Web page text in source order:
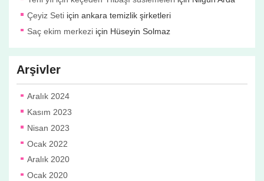
Çeyiz Seti içinankara temizlik şirketleri
Saç ekim merkezi için Hüseyin Solmaz
Arşivler
Aralık 2024
Kasım 2023
Nisan 2023
Ocak 2022
Aralık 2020
Ocak 2020